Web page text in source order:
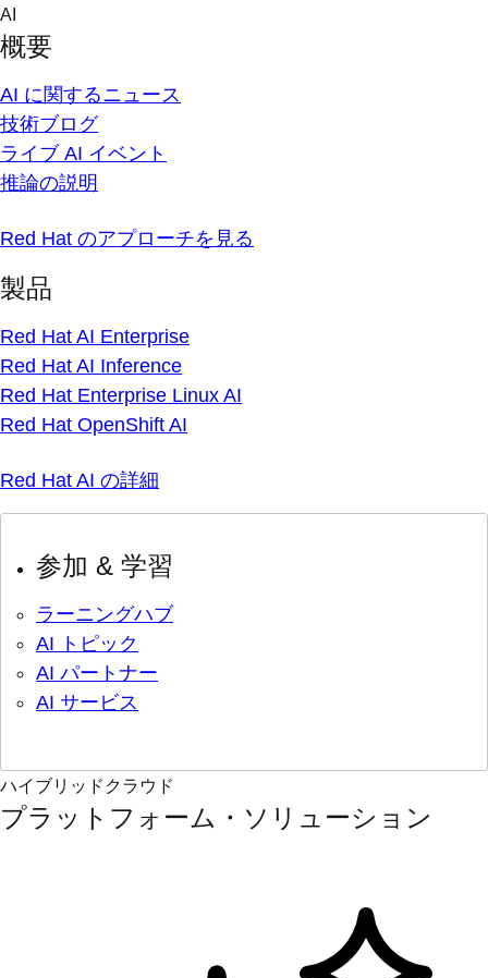
Skip
content
AI
概要
AI に関するニュース
技術ブログ
ライブ AI イベント
推論の説明
Red Hat のアプローチを見る
製品
Red Hat AI Enterprise
Red Hat AI Inference
Red Hat Enterprise Linux AI
Red Hat OpenShift AI
Red Hat AI の詳細
参加 & 学習
ラーニングハブ
AI トピック
AI パートナー
AI サービス
ハイブリッドクラウド
プラットフォーム・ソリューション